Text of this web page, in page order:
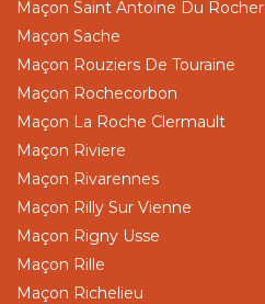
Maçon Saint Antoine Du Rocher
Maçon Sache
Maçon Rouziers De Touraine
Maçon Rochecorbon
Maçon La Roche Clermault
Maçon Riviere
Maçon Rivarennes
Maçon Rilly Sur Vienne
Maçon Rigny Usse
Maçon Rille
Maçon Richelieu